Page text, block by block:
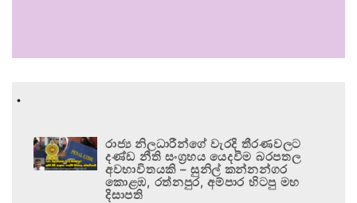
.
රාජ්‍ය නිලධාරීන්ගේ වැරදි තීරණවලට
දණ්ඩ නීති සංග්‍රහය යෙදවීම බරපතල
අවභාවිතයකි – සුනිල් කන්නන්ගර
කොළඹ, රත්නපුර, අම්පාර හිටපු මහ
දිසාපති